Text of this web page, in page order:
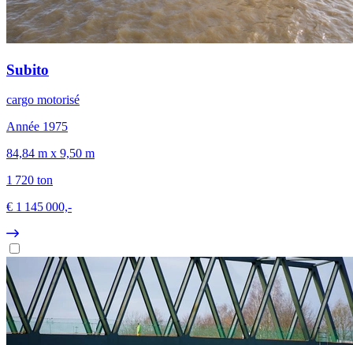
Subito
cargo motorisé
Année 1975
84,84 m x 9,50 m
1 720 ton
€ 1 145 000,-